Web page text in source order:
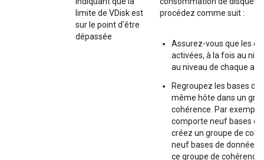
limite de VDisk est
sur le point d'être
dépassée
procédez comme suit :
Assurez-vous que les
activées, à la fois au
au niveau de chaque
Regroupez les bases de
même hôte dans un
cohérence. Par
comporte neuf bases
créez un groupe de
neuf bases de données,
ce groupe de cohérence